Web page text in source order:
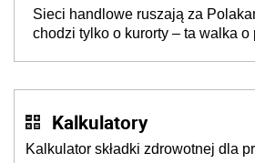
Sieci handlowe ruszają za
chodzi tylko o kurorty – ta walka
Kalkulatory
Kalkulator składki zdrowotnej dla